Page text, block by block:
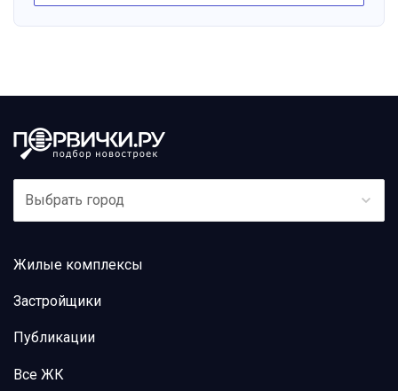
Выбрать город
Жилые комплексы
Застройщики
Публикации
Все ЖК